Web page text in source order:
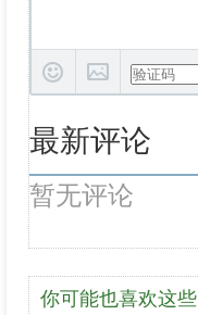
最新评论
暂无评论
你可能也喜欢这些